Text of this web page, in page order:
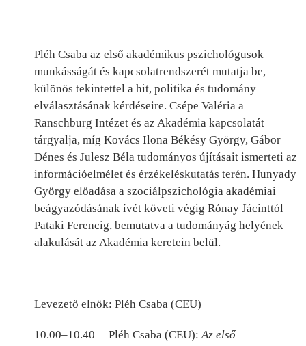
Pléh Csaba az első akadémikus pszichológusok
munkásságát és kapcsolatrendszerét mutatja be,
különös tekintettel a hit, politika és tudomány
elválasztásának kérdéseire. Csépe Valéria a
Ranschburg Intézet és az Akadémia kapcsolatát
tárgyalja, míg Kovács Ilona Békésy György, Gábor
Dénes és Julesz Béla tudományos újításait ismerteti az
információelmélet és érzékeléskutatás terén. Hunyady
György előadása a szociálpszichológia akadémiai
beágyazódásának ívét követi végig Rónay Jácinttól
Pataki Ferencig, bemutatva a tudományág helyének
alakulását az Akadémia keretein belül.
Levezető elnök: Pléh Csaba (CEU)
10.00–10.40 Pléh Csaba (CEU): Az első